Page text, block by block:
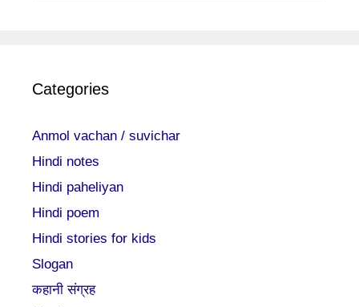
Categories
Anmol vachan / suvichar
Hindi notes
Hindi paheliyan
Hindi poem
Hindi stories for kids
Slogan
कहानी संग्रह